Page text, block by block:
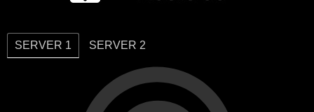
SERVER 1 SERVER 2